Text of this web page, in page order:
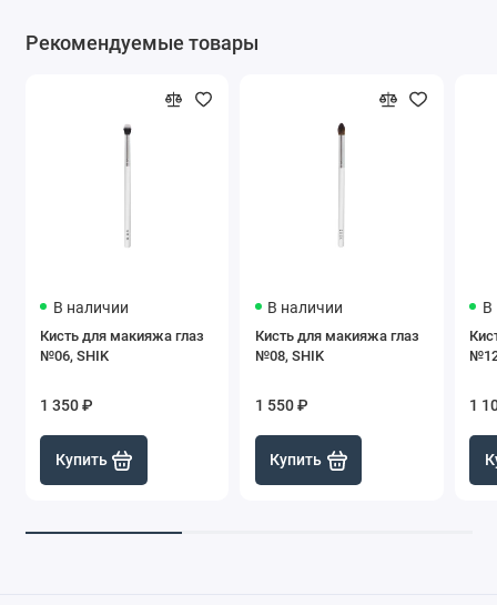
Рекомендуемые товары
В наличии
Кисть для макияжа глаз
№06, SHIK
1 350 ₽
Купить
В наличии
Кисть для макияжа глаз
№08, SHIK
1 550 ₽
Купить
В
1